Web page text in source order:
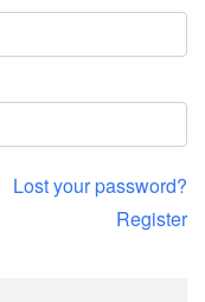
Lost your password?
Register